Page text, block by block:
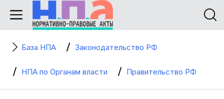
База НПА Законодательство РФ
НПА по Органам власти Правительство РФ